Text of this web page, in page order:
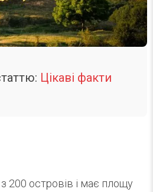
Цікаві факти
200 островів і має площу